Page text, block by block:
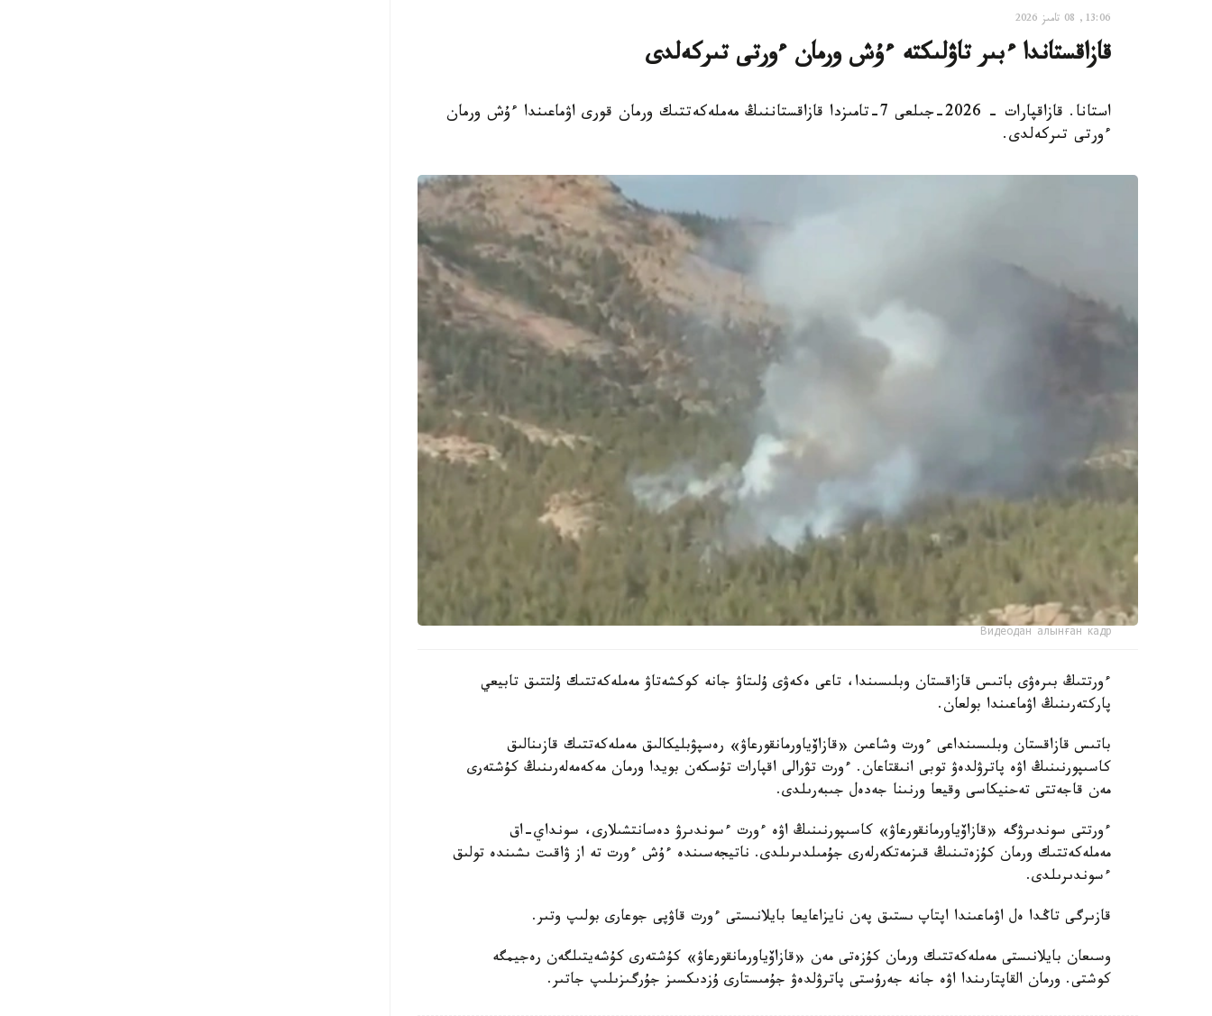
13:06, 08 تامىز 2026
قازاقستاندا ءبىر تاۋلىكتە ءۇش ورمان ءورتى تىركەلدى
استانا. قازاقپارات - 2026-جىلعى 7-تامىزدا قازاقستاننىڭ مەملەكەتتىك ورمان قورى اۋماعىندا ءۇش ورمان
ءورتى تىركەلدى.
Видеодан алынған кадр
ءورتتىڭ بىرەۋى باتىس قازاقستان وبلىسىندا، تاعى ەكەۋى ۇلىتاۋ جانە كوكشەتاۋ مەملەكەتتىك ۇلتتىق تابيعي
پاركتەرىنىڭ اۋماعىندا بولعان.
باتىس قازاقستان وبلىسىنداعى ءورت وشاعىن «قازاۆياورمانقورعاۋ» رەسپۋبليكالىق مەملەكەتتىك قازىنالىق
كاسىپورنىنىڭ اۋە پاترۋلدەۋ توبى انىقتاعان. ءورت تۋرالى اقپارات تۇسكەن بويدا ورمان مەكەمەلەرىنىڭ كۇشتەرى
مەن قاجەتتى تەحنيكاسى وقيعا ورنىنا جەدەل جىبەرىلدى.
ءورتتى سوندىرۋگە «قازاۆياورمانقورعاۋ» كاسىپورنىنىڭ اۋە ءورت ءسوندىرۋ دەسانتشىلارى، سونداي-اق
مەملەكەتتىك ورمان كۇزەتىنىڭ قىزمەتكەرلەرى جۇمىلدىرىلدى. ناتيجەسىندە ءۇش ءورت تە از ۋاقىت ىشىندە تولىق
ءسوندىرىلدى.
قازىرگى تاڭدا ەل اۋماعىندا اپتاپ ىستىق پەن نايزاعايعا بايلانىستى ءورت قاۋپى جوعارى بولىپ وتىر.
وسىعان بايلانىستى مەملەكەتتىك ورمان كۇزەتى مەن «قازاۆياورمانقورعاۋ» كۇشتەرى كۇشەيتىلگەن رەجيمگە
كوشتى. ورمان القاپتارىندا اۋە جانە جەرۇستى پاترۋلدەۋ جۇمىستارى ۇزدىكسىز جۇرگىزىلىپ جاتىر.